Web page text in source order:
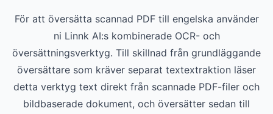
För att översätta scannad PDF till engelska använder
ni Linnk AI:s kombinerade OCR- och
översättningsverktyg. Till skillnad från grundläggande
översättare som kräver separat textextraktion läser
detta verktyg text direkt från scannade PDF-filer och
bildbaserade dokument, och översätter sedan till